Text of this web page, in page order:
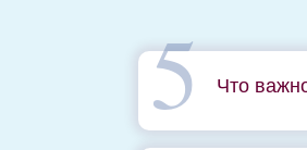
Что
5